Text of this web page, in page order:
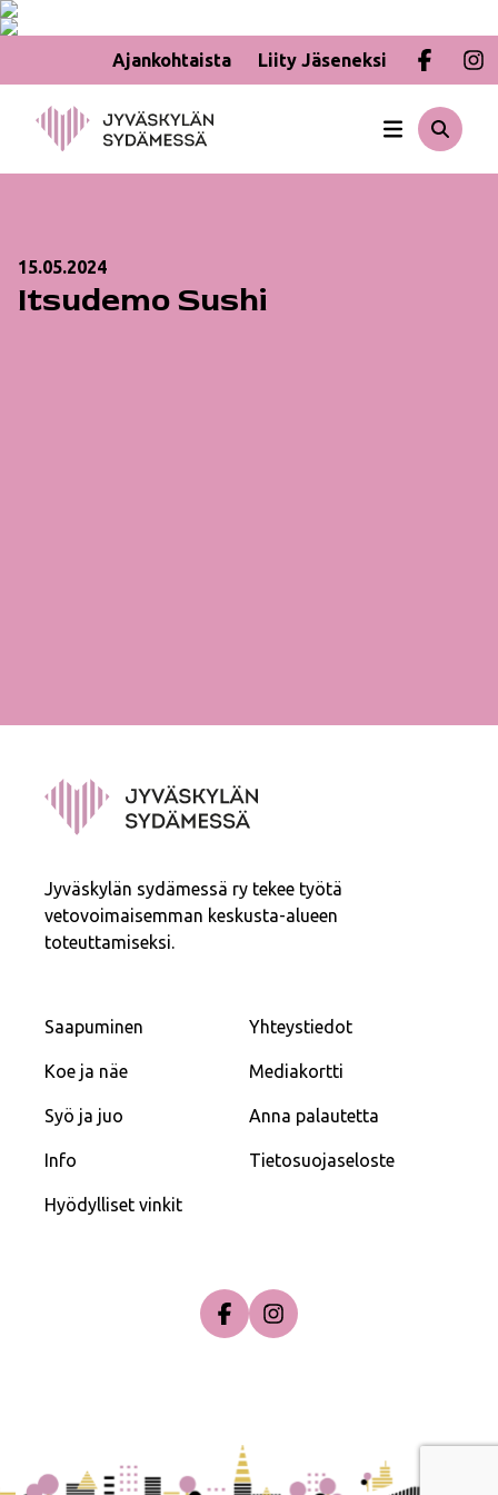
Ajankohtaista
Liity Jäseneksi
sisältöön
15.05.2024
Itsudemo Sushi
Jyväskylän sydämessä ry tekee työtä
vetovoimaisemman keskusta-alueen
toteuttamiseksi.
Saapuminen
Koe ja näe
Syö ja juo
Info
Hyödylliset vinkit
Yhteystiedot
Mediakortti
Anna palautetta
Tietosuojaseloste